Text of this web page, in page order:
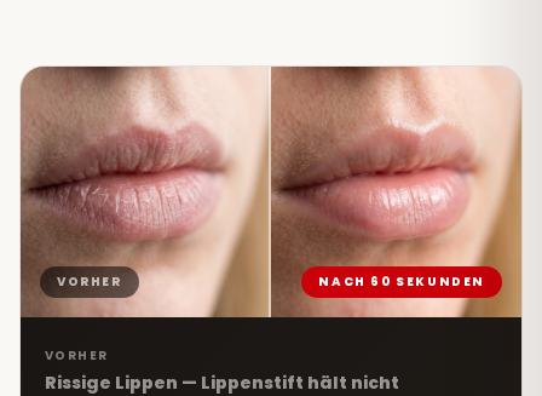
VORHER NACH 60 SEKUNDEN
VORHER
Rissige Lippen — Lippenstift hält nicht